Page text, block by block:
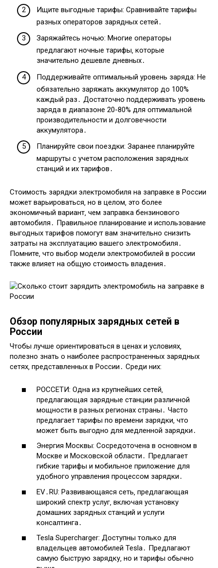
Ищите выгодные тарифы: Сравнивайте тарифы
разных операторов зарядных сетей․
Заряжайтесь ночью: Многие операторы
предлагают ночные тарифы‚ которые
значительно дешевле дневных․
Поддерживайте оптимальный уровень заряда: Не
обязательно заряжать аккумулятор до 100%
каждый раз․ Достаточно поддерживать уровень
заряда в диапазоне 20-80% для оптимальной
производительности и долговечности
аккумулятора․
Планируйте свои поездки: Заранее планируйте
маршруты с учетом расположения зарядных
станций и их тарифов․
Стоимость зарядки электромобиля на заправке в России
может варьироваться‚ но в целом‚ это более
экономичный вариант‚ чем заправка бензинового
автомобиля․ Правильное планирование и использование
выгодных тарифов помогут вам значительно снизить
затраты на эксплуатацию вашего электромобиля․
Помните‚ что выбор модели электромобилей в россии
также влияет на общую стоимость владения․
Обзор популярных зарядных сетей в
России
Чтобы лучше ориентироваться в ценах и условиях‚
полезно знать о наиболее распространенных зарядных
сетях‚ представленных в России․ Среди них:
РОССЕТИ: Одна из крупнейших сетей‚
предлагающая зарядные станции различной
мощности в разных регионах страны․ Часто
предлагает тарифы по времени зарядки‚ что
может быть выгодно для медленной зарядки․
Энергия Москвы: Сосредоточена в основном в
Москве и Московской области․ Предлагает
гибкие тарифы и мобильное приложение для
удобного управления процессом зарядки․
EV․RU: Развивающаяся сеть‚ предлагающая
широкий спектр услуг‚ включая установку
домашних зарядных станций и услуги
консалтинга․
Tesla Supercharger: Доступны только для
владельцев автомобилей Tesla․ Предлагают
самую быструю зарядку‚ но и тарифы обычно